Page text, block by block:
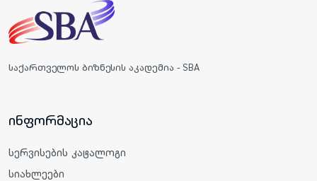
საქართველოს ბიზნესის აკადემია - SBA
ინფორმაცია
სერვისების კატალოგი
სიახლეები